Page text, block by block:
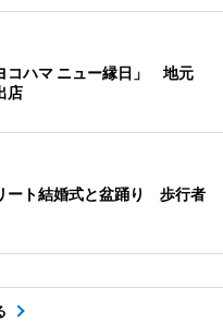
コハマ ニュー縁日」 地元
店
ート結婚式と盆踊り 歩行者